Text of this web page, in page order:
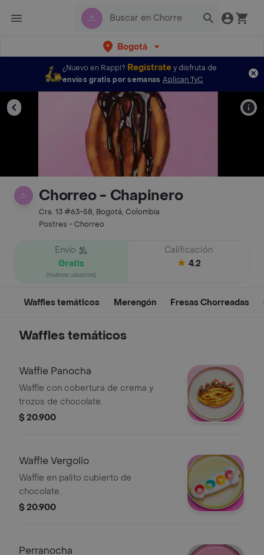
Bogotá
¿Nuevo en Rappi? Regístratey disfruta de
envíos gratis por semanas Aplican TyC
Chorreo - Chapinero
Cra. 13 #63-58, Bogotá, Colombia
Postres - Chorreo
Envío
Gratis
(nuevos usuarios)
Calificación
4.2
Waffles temáticos Merengón Fresas Chorreadas
Waffles temáticos
Waffle Panocha
Waffle con cobertura de crema y
trozos de chocolate.
$ 20.900
Waffle Vergolio
Waffle en palito cubierto de
chocolate.
$ 20.900
Perranocha